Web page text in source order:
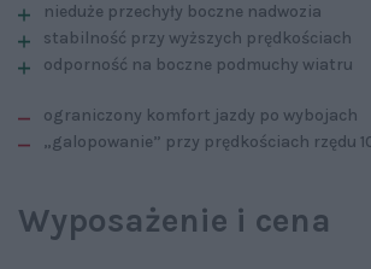
nieduże przechyły boczne nadwozia
stabilność przy wyższych prędkościach
odporność na boczne podmuchy wiatru
ograniczony komfort jazdy po wybojach
„galopowanie” przy prędkościach rzędu
Wyposażenie i cena